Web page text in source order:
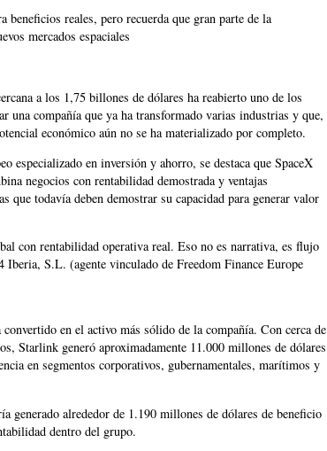
reales, pero recuerda que gran parte de la
mercados espaciales
a los 1,75 billones de dólares ha reabierto uno de los
una compañía que ya ha transformado varias industrias y que,
económico aún no se ha materializado por completo.
especializado en inversión y ahorro, se destaca que SpaceX
negocios con rentabilidad demostrada y ventajas
todavía deben demostrar su capacidad para generar valor
con rentabilidad operativa real. Eso no es narrativa, es flujo
S.L. (agente vinculado de Freedom Finance Europe
en el activo más sólido de la compañía. Con cerca de
Starlink generó aproximadamente 11.000 millones de dólares
en segmentos corporativos, gubernamentales, marítimos y
generado alrededor de 1.190 millones de dólares de beneficio
dentro del grupo.